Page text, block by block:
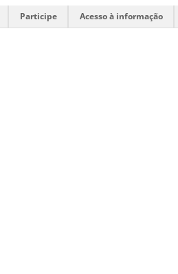
Participe Acesso à informação